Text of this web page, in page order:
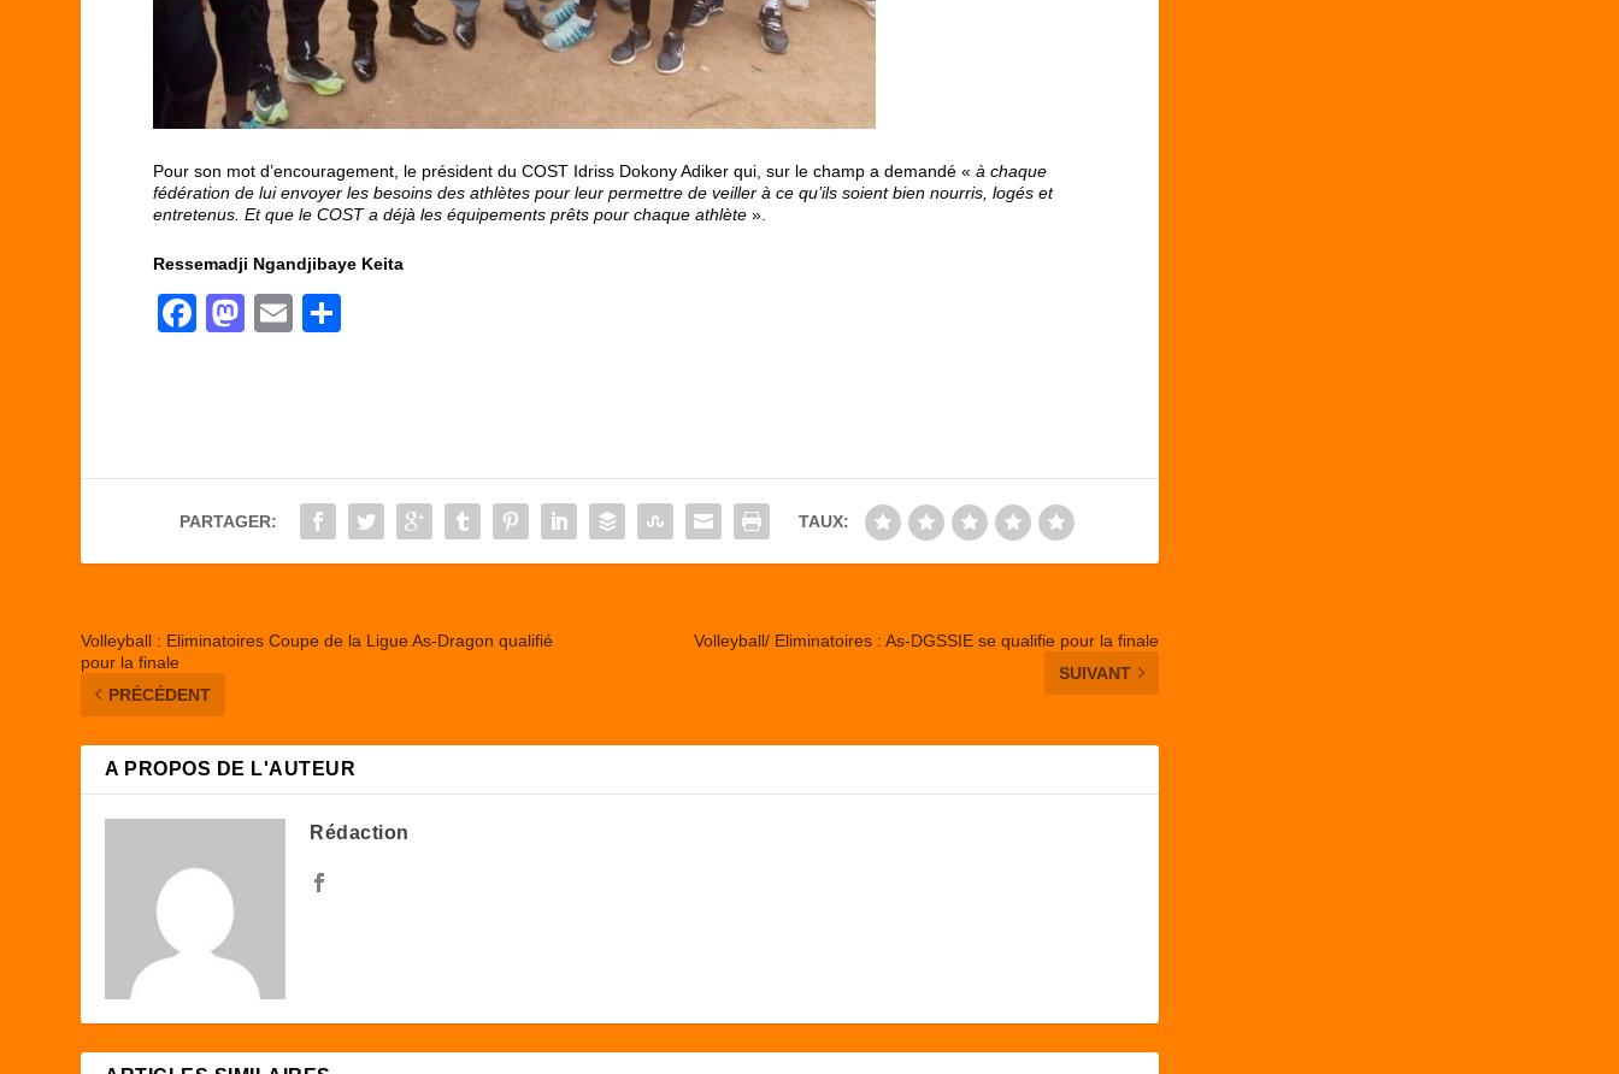
Pour son mot d’encouragement, le président du COST Idriss Dokony Adiker qui, sur le champ a demandé «à chaque
fédération de lui envoyer les besoins des athlètes pour leur permettre de veiller à ce qu’ils soient bien nourris, logés et
entretenus. Et que le COST a déjà les équipements prêts pour chaque athlète ».
Ressemadji Ngandjibaye Keita
F
b
o
M
d
o
E
er
PARTAGER: TAUX:
Volleyball : Eliminatoires Coupe de la Ligue As-Dragon qualifié
pour la finale
PRÉCÉDENT
Volleyball/ Eliminatoires : As-DGSSIE se qualifie pour la finale
SUIVANT
A PROPOS DE L'AUTEUR
Rédaction